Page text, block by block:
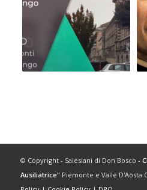
© Copyright - Salesiani di Don Bosco -
Ausiliatrice" Piemonte e Valle D'Aosta